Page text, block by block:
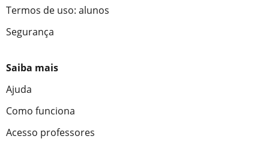
Termos de uso: alunos
Segurança
Saiba mais
Ajuda
Como funciona
Acesso professores